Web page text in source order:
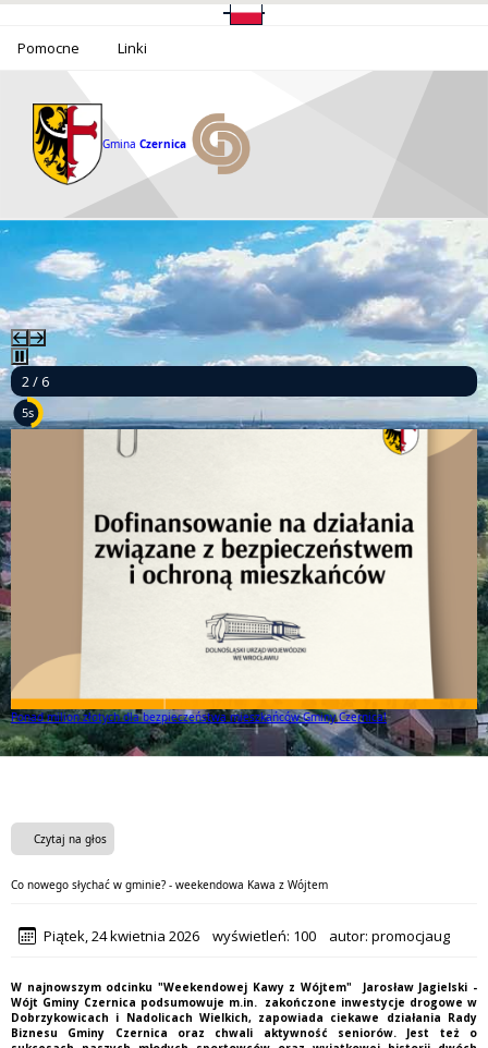
Pomocne Linki
Gmina Czernica
2 / 6
4s
Ponad milion złotych dla bezpieczeństwa mieszkańców Gminy Czernica!
Ponad milion złotych dla bezpieczeństwa mieszkańców Gminy Czernica!
Czytaj na głos
Co nowego słychać w gminie? - weekendowa Kawa z Wójtem
Piątek, 24 kwietnia 2026 wyświetleń: 100 autor: promocjaug
W najnowszym odcinku "Weekendowej Kawy z Wójtem" Jarosław Jagielski -
Wójt Gminy Czernica podsumowuje m.in. zakończone inwestycje drogowe w
Dobrzykowicach i Nadolicach Wielkich, zapowiada ciekawe działania Rady
Biznesu Gminy Czernica oraz chwali aktywność seniorów. Jest też o